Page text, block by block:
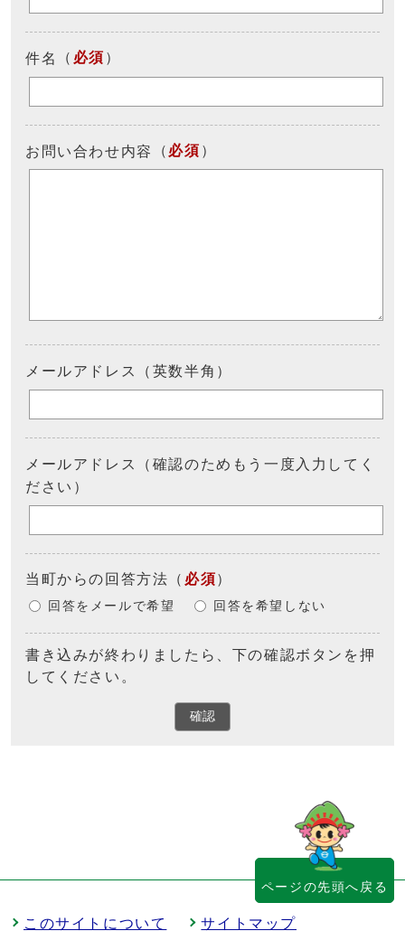
件名 （ 必須 ）
お問い合わせ内容 （ 必須 ）
メールアドレス（英数半角）
メールアドレス（確認のためもう一度入力してく
ださい）
当町からの回答方法 （ 必須）
回答をメールで希望 回答を希望しない
書き込みが終わりましたら、下の確認ボタンを押
してください。
確認
このサイトについて サイトマップ
ページの先頭へ戻る